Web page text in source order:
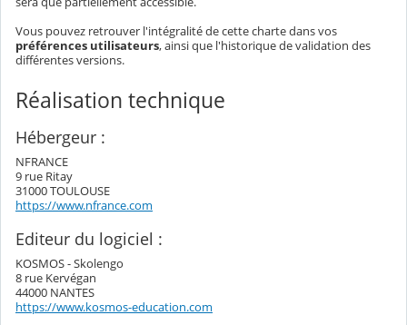
Vous pouvez retrouver l'intégralité de cette charte dans vos
préférences utilisateurs, ainsi que l'historique de validation des
différentes versions.
Réalisation technique
Hébergeur :
NFRANCE
9 rue Ritay
31000 TOULOUSE
https://www.nfrance.com
Editeur du logiciel :
KOSMOS - Skolengo
8 rue Kervégan
44000 NANTES
https://www.kosmos-education.com